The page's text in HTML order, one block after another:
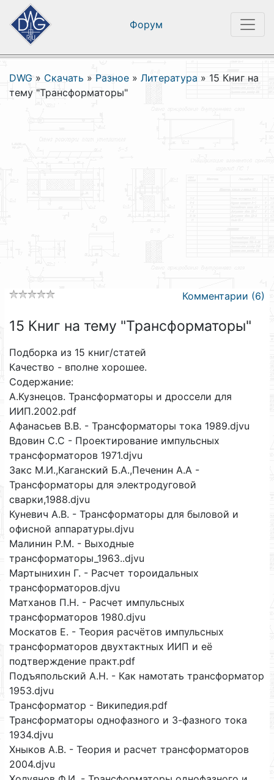
Форум
DWG » Скачать » Разное » Литература » 15 Книг на
тему "Трансформаторы"
Комментарии (6)
15 Книг на тему "Трансформаторы"
Подборка из 15 книг/статей
Качество - вполне хорошее.
Содержание:
А.Кузнецов. Трансформаторы и дроссели для
ИИП.2002.pdf
Афанасьев В.В. - Трансформаторы тока 1989.djvu
Вдовин С.С - Проектирование импульсных
трансформаторов 1971.djvu
Закс М.И.,Каганский Б.А.,Печенин А.А -
Трансформаторы для электродуговой
сварки,1988.djvu
Куневич А.В. - Трансформаторы для быловой и
офисной аппаратуры.djvu
Малинин Р.М. - Выходные
трансформаторы_1963..djvu
Мартынихин Г. - Расчет тороидальных
трансформаторов.djvu
Матханов П.Н. - Расчет импульсных
трансформаторов 1980.djvu
Москатов Е. - Теория расчётов импульсных
трансформаторов двухтактных ИИП и её
подтверждение практ.pdf
Подъяпольский А.Н. - Как намотать трансформатор
1953.djvu
Трансформатор - Википедия.pdf
Трансформаторы однофазного и 3-фазного тока
1934.djvu
Хныков А.В. - Теория и расчет трансформаторов
2004.djvu